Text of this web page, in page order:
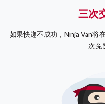
三次
如果快递不成功，Ninja Van将
次免